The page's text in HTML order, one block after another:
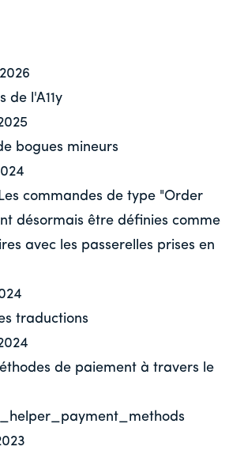
de l'A11y
bogues mineurs
Les commandes de type "Order
désormais être définies comme
avec les passerelles prises en
traductions
de paiement à travers le